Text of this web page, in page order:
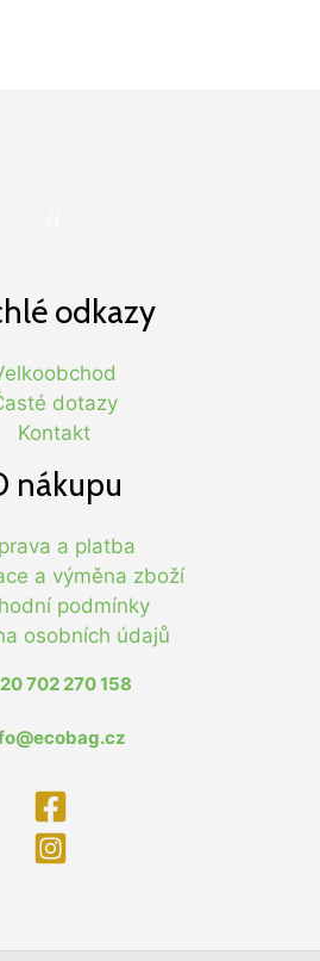
odkazy
dotazy
Kontakt
nákupu
a platba
a výměna zboží
podmínky
osobních údajů
702 270 158